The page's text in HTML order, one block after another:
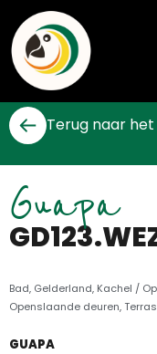
content
Terug naar
Guapa
Bad, Gelderland, Kachel /
Openslaande deuren,
GUAPA